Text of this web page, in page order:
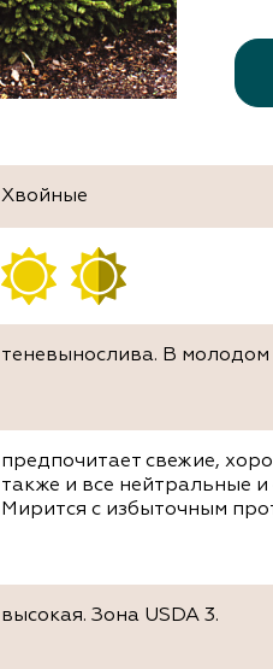
Хвойные
теневынослива. В молодом
предпочитает свежие,
также и все нейтральные
Мирится с избыточным
высокая. Зона USDA 3.